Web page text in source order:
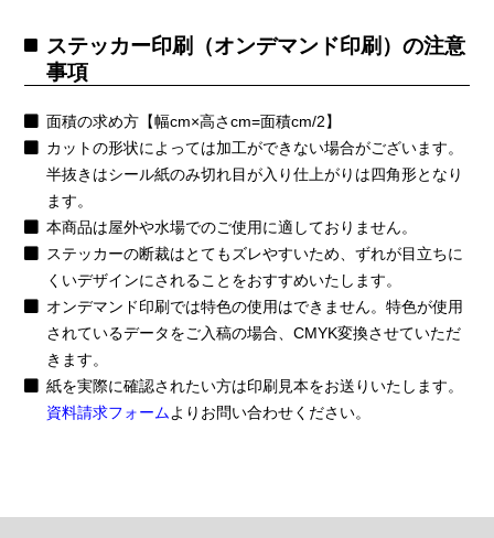
ステッカー印刷（オンデマンド印刷）の注意
事項
面積の求め方【幅cm×高さcm=面積cm/2】
カットの形状によっては加工ができない場合がございます。
半抜きはシール紙のみ切れ目が入り仕上がりは四角形となり
ます。
本商品は屋外や水場でのご使用に適しておりません。
ステッカーの断裁はとてもズレやすいため、ずれが目立ちに
くいデザインにされることをおすすめいたします。
オンデマンド印刷では特色の使用はできません。特色が使用
されているデータをご入稿の場合、CMYK変換させていただ
きます。
紙を実際に確認されたい方は印刷見本をお送りいたします。
資料請求フォームよりお問い合わせください。